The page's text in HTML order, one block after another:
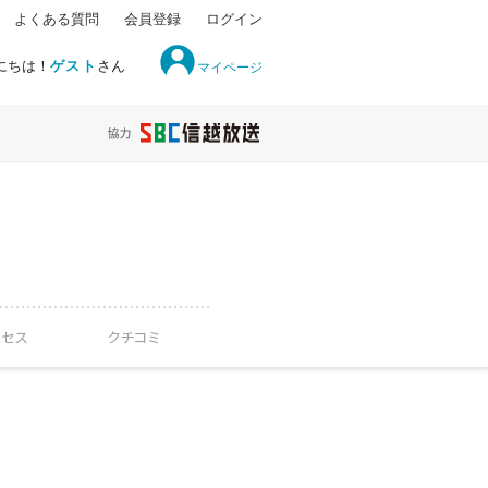
ちは！ゲスト さん マイページ
よくある質問 会員登録 ログイン
ス クチコミ